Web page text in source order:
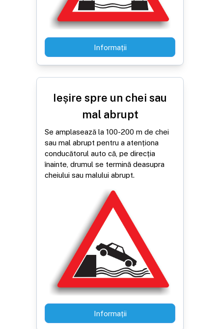
Informații
Ieșire spre un chei sau
mal abrupt
Se amplasează la 100-200 m de chei
sau mal abrupt pentru a atenționa
conducătorul auto că, pe direcția
înainte, drumul se termină deasupra
cheiului sau malului abrupt.
Informații